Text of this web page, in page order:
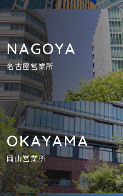
NAGOYA
名古屋営業所
OKAYAMA
岡山営業所